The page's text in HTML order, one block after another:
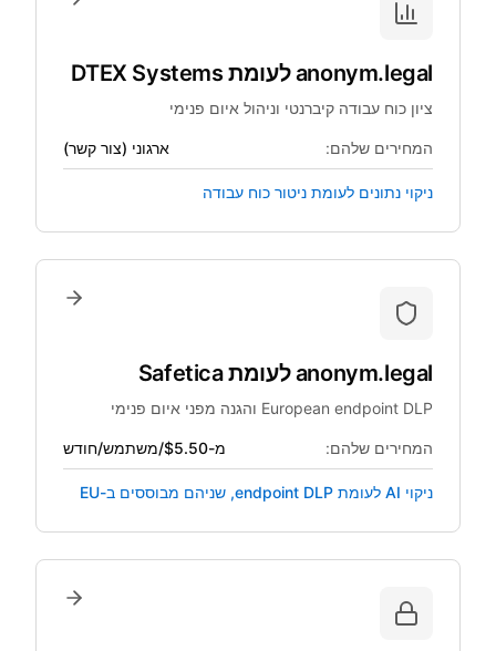
anonym.legal לעומתDTEX Systems
ציון כוח עבודה קיברנטי וניהול איום פנימי
המחירים שלהם: ארגוני (צור קשר)
ניקוי נתונים לעומת ניטור כוח עבודה
anonym.legal לעומתSafetica
European endpoint DLP והגנה מפני איום פנימי
המחירים שלהם: מ-$5.50/משתמש/חודש
ניקוי AI לעומת endpoint DLP, שניהם מבוססים ב-EU